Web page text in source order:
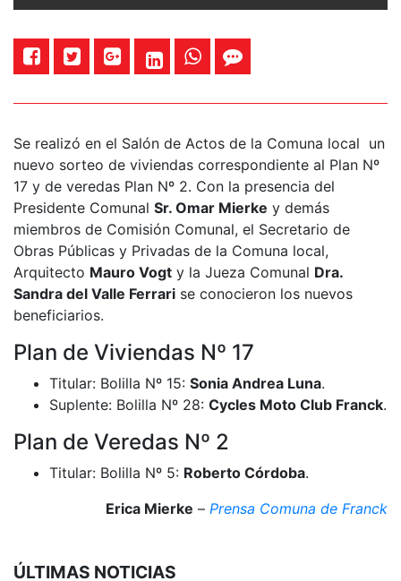
Se realizó en el Salón de Actos de la Comuna local un
nuevo sorteo de viviendas correspondiente al Plan Nº
17 y de veredas Plan Nº 2. Con la presencia del
Presidente Comunal Sr. Omar Mierke y demás
miembros de Comisión Comunal, el Secretario de
Obras Públicas y Privadas de la Comuna local,
Arquitecto Mauro Vogt y la Jueza Comunal Dra.
Sandra del Valle Ferrari se conocieron los nuevos
beneficiarios.
Plan de Viviendas Nº 17
Titular: Bolilla Nº 15: Sonia Andrea Luna.
Suplente: Bolilla Nº 28: Cycles Moto Club Franck.
Plan de Veredas Nº 2
Titular: Bolilla Nº 5: Roberto Córdoba.
Erica Mierke – Prensa Comuna de Franck
ÚLTIMAS NOTICIAS